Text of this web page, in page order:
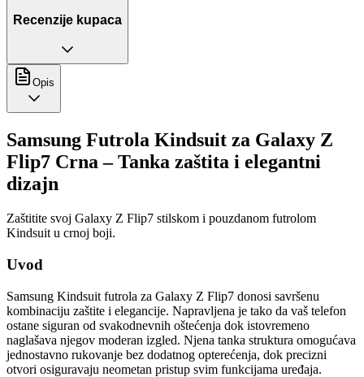
Recenzije kupaca
Opis
Samsung Futrola Kindsuit za Galaxy Z
Flip7 Crna – Tanka zaštita i elegantni
dizajn
Zaštitite svoj Galaxy Z Flip7 stilskom i pouzdanom futrolom
Kindsuit u crnoj boji.
Uvod
Samsung Kindsuit futrola za Galaxy Z Flip7 donosi savršenu
kombinaciju zaštite i elegancije. Napravljena je tako da vaš telefon
ostane siguran od svakodnevnih oštećenja dok istovremeno
naglašava njegov moderan izgled. Njena tanka struktura omogućava
jednostavno rukovanje bez dodatnog opterećenja, dok precizni
otvori osiguravaju neometan pristup svim funkcijama uređaja.